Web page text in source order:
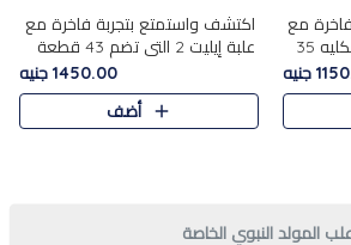
مع
علبة إيليت 1 التي تضم تشكليه 35
بشكل
جنيه
اكتشف واستمتع بتجربة فاخرة مع
علبة إيليت 2 التي تضم 43 قطعة
تشكيلة من أرقى حلويات المولد
الشرقية المصرية الأصيلة ,معروضة
بشكل جميل في علبة أ..
1450.00 جنيه
أضف
المولد النبوي الخاصة